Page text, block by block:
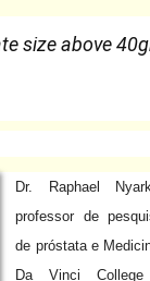
size above
Dr. Raphael
professor de
de próstata e
Da Vinci